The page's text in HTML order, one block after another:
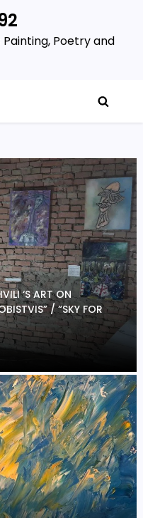
Poetry and
‘S ART ON
/ “SKY FOR